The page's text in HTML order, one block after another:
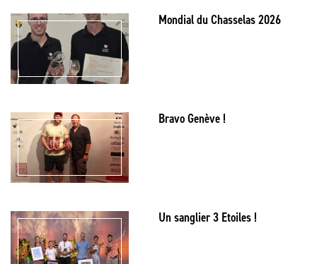
Mondial du Chasselas 2026
Bravo Genève !
Un sanglier 3 Etoiles !